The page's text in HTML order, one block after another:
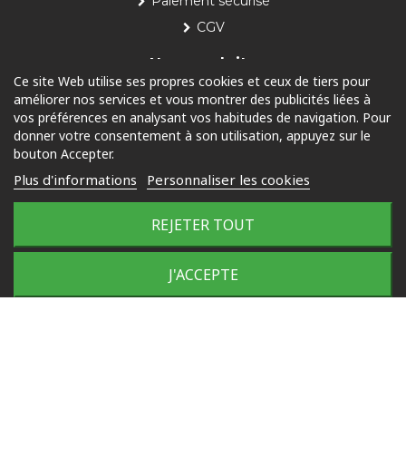
CGV
Nos produits
Piscine
Jardin
Outdoor
© 2025 Tous droits réservés
Plan du site
Ce site Web utilise ses propres cookies et ceux de tiers pour
améliorer nos services et vous montrer des publicités liées à
vos préférences en analysant vos habitudes de navigation. Pour
donner votre consentement à son utilisation, appuyez sur le
bouton Accepter.
Plus d'informations Personnaliser les cookies
REJETER TOUT
J'ACCEPTE